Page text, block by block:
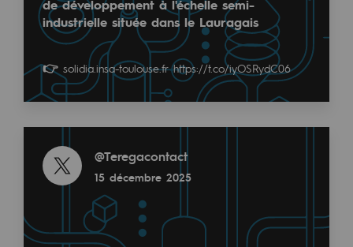
Où nous trouver
Les énergies d'avenir
Les énergies d'avenir
Gaz renouvelables et procédés durables
Gaz renouvelables et procédés
Pyrogazéification et gazéification
Méthanation
🚜 Pour les Journées Nationales de l'agriculture,
Son témoignage 👉urlr.me/p6SC3M
Read more
@Teréga
6 juin 2025
de développement à l'échelle semi-
industrielle située dans le Lauragais
👉 solidia.insa-toulouse.fr https://t.co/iyOSRydC06
@Teregacontact
15 décembre 2025